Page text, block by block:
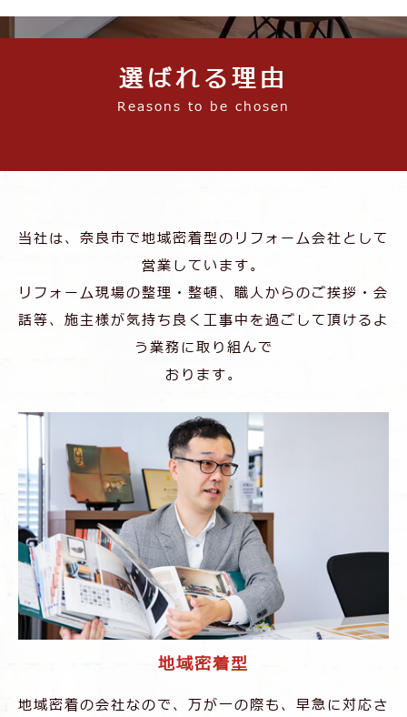
選ばれる理由
Reasons to be chosen
当社は、奈良市で地域密着型のリフォーム会社として
営業しています。
リフォーム現場の整理・整頓、職人からのご挨拶・会
話等、施主様が気持ち良く工事中を過ごして頂けるよ
う業務に取り組んで
おります。
地域密着型
地域密着の会社なので、万が⼀の際も、早急に対応さ